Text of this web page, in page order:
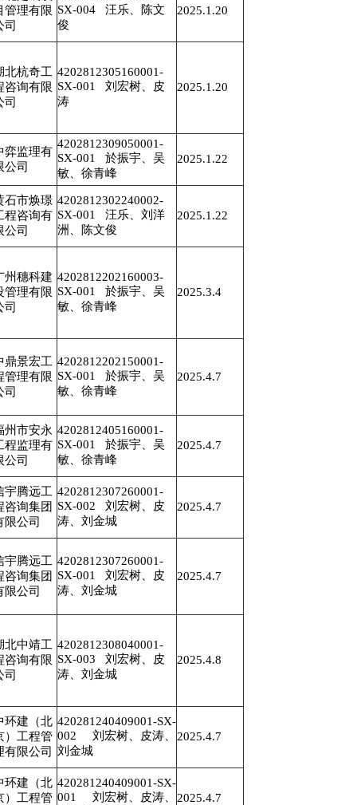
管理有限
司
SX-004 汪乐、陈文
俊
2025.1.20
北杭奇工
咨询有限
司
4202812305160001-
SX-001 刘宏树、皮
涛
2025.1.20
弈监理有
公司
4202812309050001-
SX-001 於振宇、吴
敏、徐青峰
2025.1.22
石市焕璟
程咨询有
公司
4202812302240002-
SX-001 汪乐、刘洋
洲、陈文俊
2025.1.22
州穗科建
管理有限
司
4202812202160003-
SX-001 於振宇、吴
敏、徐青峰
2025.3.4
鼎景宏工
管理有限
司
4202812202150001-
SX-001 於振宇、吴
敏、徐青峰
2025.4.7
州市安永
程监理有
公司
4202812405160001-
SX-001 於振宇、吴
敏、徐青峰
2025.4.7
宇腾远工
咨询集团
限公司
4202812307260001-
SX-002 刘宏树、皮
涛、刘金城
2025.4.7
宇腾远工
咨询集团
限公司
4202812307260001-
SX-001 刘宏树、皮
涛、刘金城
2025.4.7
北中靖工
咨询有限
司
4202812308040001-
SX-003 刘宏树、皮
涛、刘金城
2025.4.8
环建（北
）工程管
有限公司
420281240409001-SX-
002 刘宏树、皮涛、
刘金城
2025.4.7
环建（北
）工程管
420281240409001-SX-
001 刘宏树、皮涛、
2025.4.7